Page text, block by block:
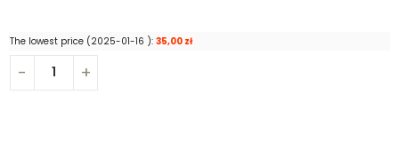
The lowest price (2025-01-16 ): 35,00 zł